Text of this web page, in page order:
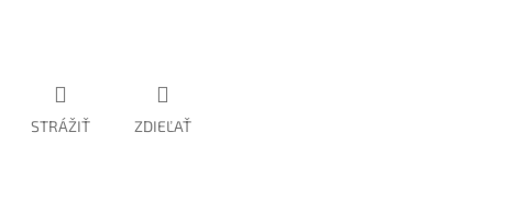
STRÁŽIŤ ZDIEĽAŤ